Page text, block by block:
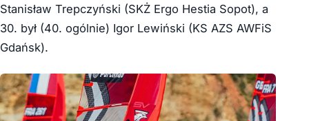
Stanisław Trepczyński (SKŻ Ergo Hestia Sopot), a
30. był (40. ogólnie) Igor Lewiński (KS AZS AWFiS
Gdańsk).